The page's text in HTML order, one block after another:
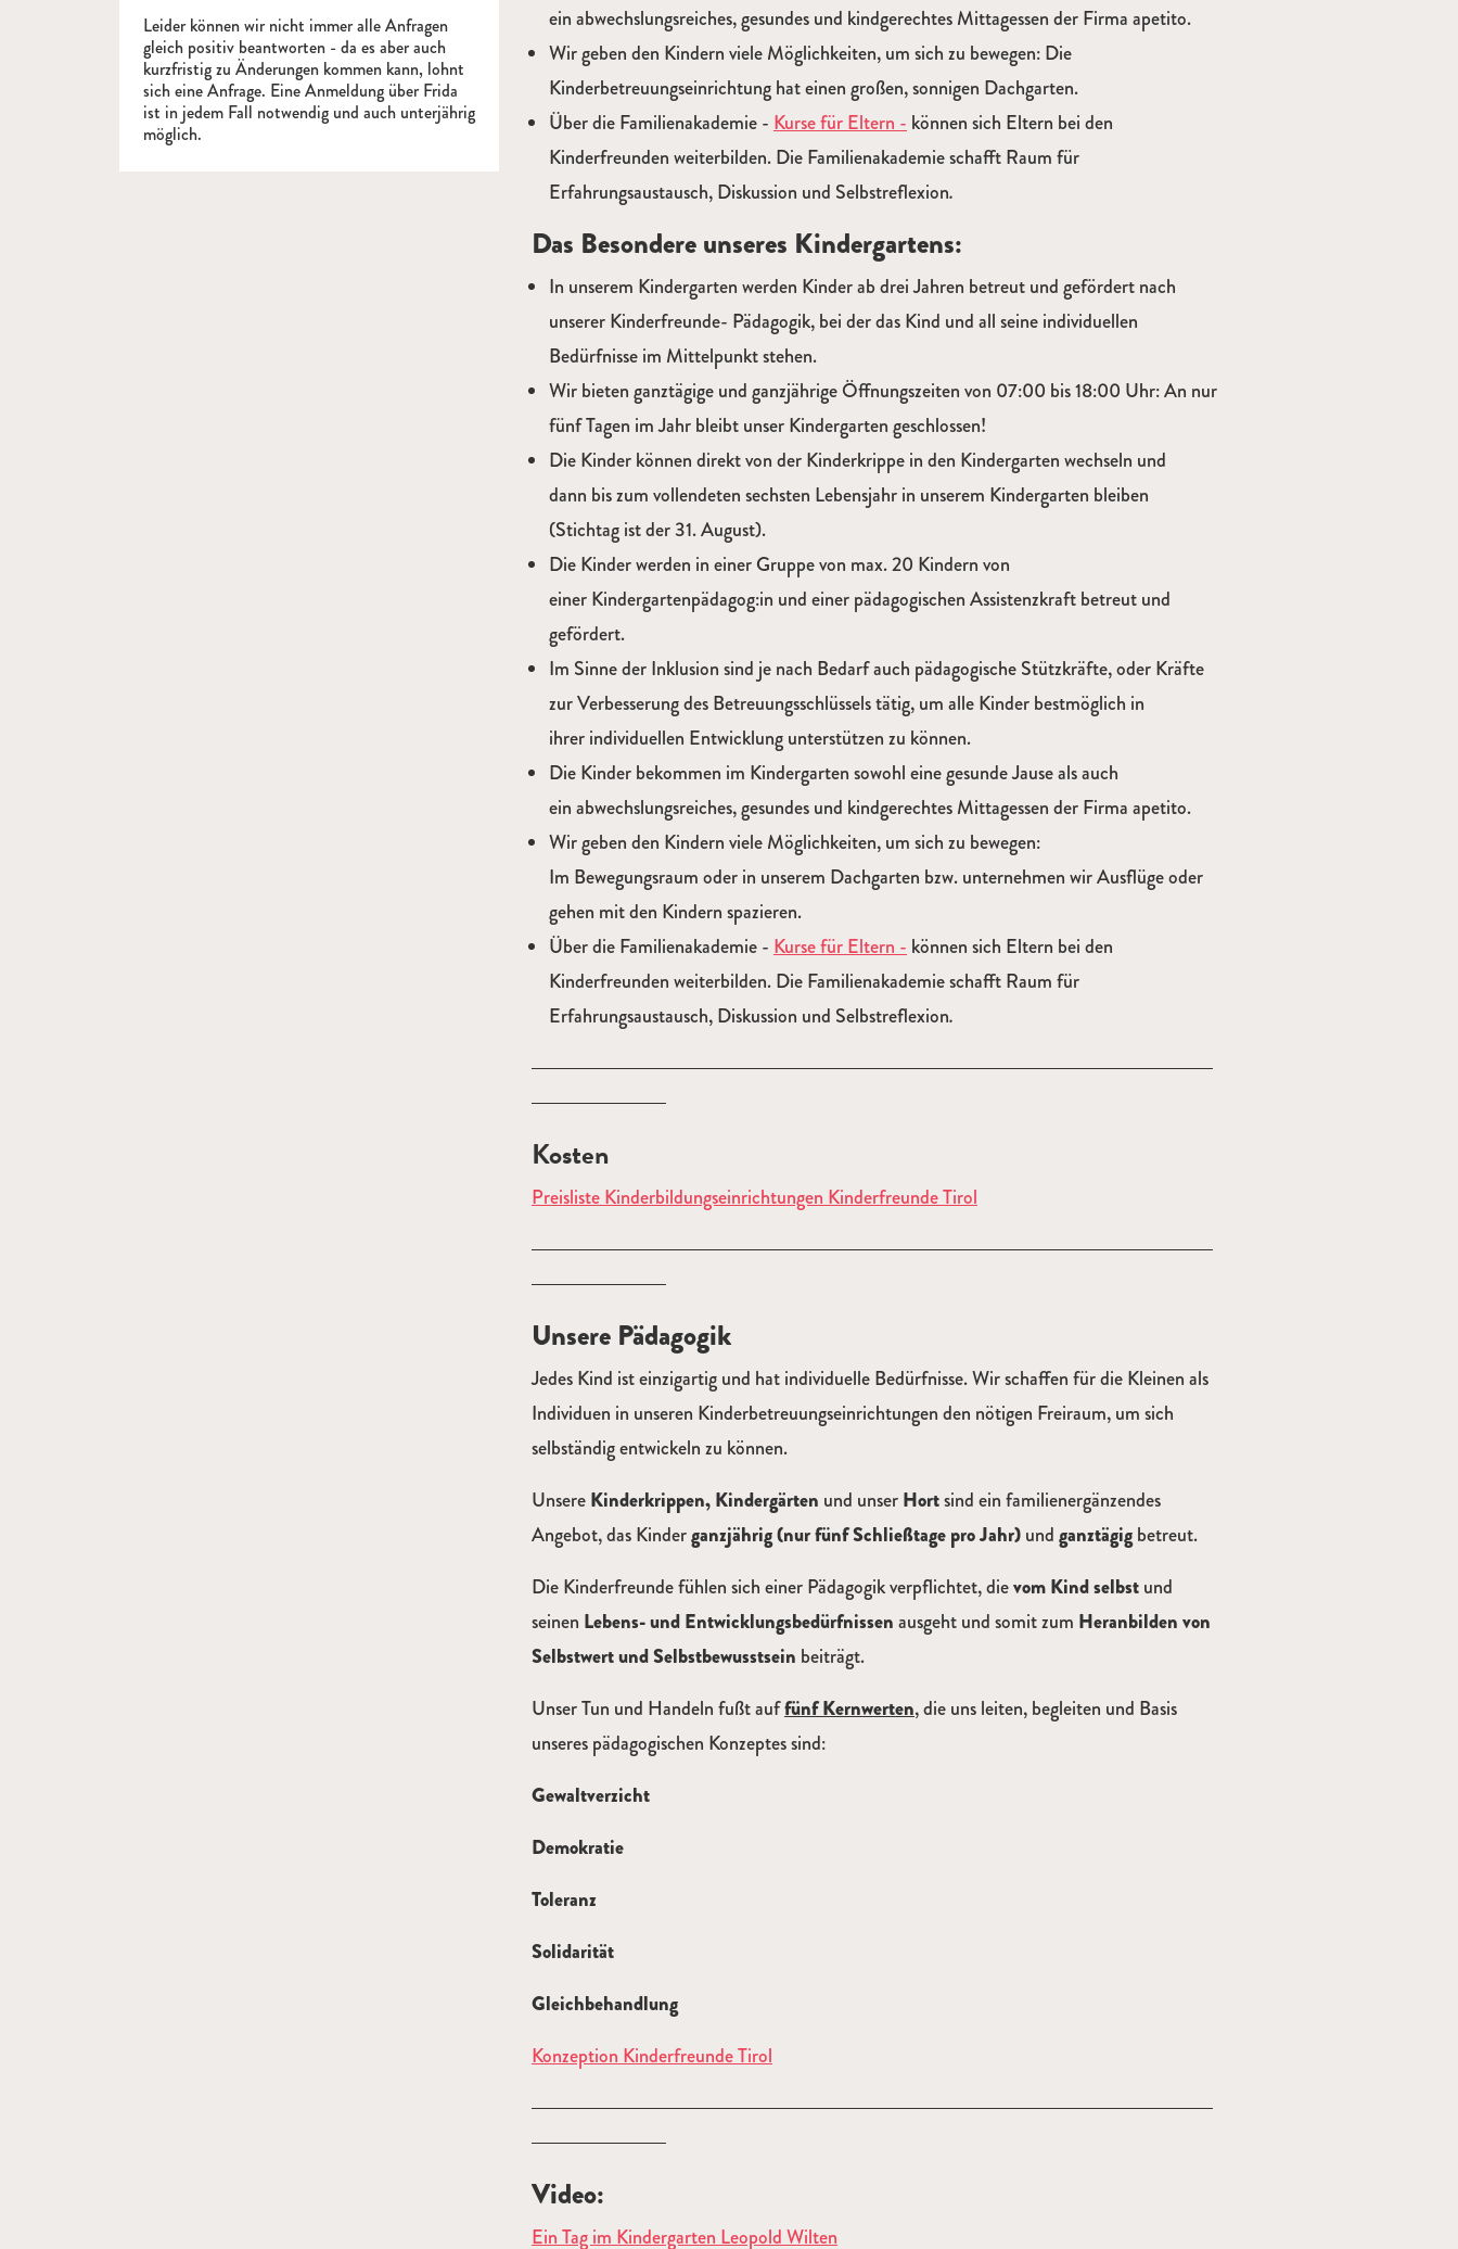
Leider können wir nicht immer alle Anfragen
gleich positiv beantworten - da es aber auch
kurzfristig zu Änderungen kommen kann, lohnt
sich eine Anfrage. Eine Anmeldung über Frida
ist in jedem Fall notwendig und auch unterjährig
möglich.
ein abwechslungsreiches, gesundes und kindgerechtes Mittagessen der Firma apetito.
Wir geben den Kindern viele Möglichkeiten, um sich zu bewegen: Die
Kinderbetreuungseinrichtung hat einen großen, sonnigen Dachgarten.
Über die Familienakademie - Kurse für Eltern - können sich Eltern bei den
Kinderfreunden weiterbilden. Die Familienakademie schafft Raum für
Erfahrungsaustausch, Diskussion und Selbstreflexion.
Das Besondere unseres Kindergartens:
In unserem Kindergarten werden Kinder ab drei Jahren betreut und gefördert nach
unserer Kinderfreunde- Pädagogik, bei der das Kind und all seine individuellen
Bedürfnisse im Mittelpunkt stehen.
Wir bieten ganztägige und ganzjährige Öffnungszeiten von 07:00 bis 18:00 Uhr: An nur
fünf Tagen im Jahr bleibt unser Kindergarten geschlossen!
Die Kinder können direkt von der Kinderkrippe in den Kindergarten wechseln und
dann bis zum vollendeten sechsten Lebensjahr in unserem Kindergarten bleiben
(Stichtag ist der 31. August).
Die Kinder werden in einer Gruppe von max. 20 Kindern von
einer Kindergartenpädagog:in und einer pädagogischen Assistenzkraft betreut und
gefördert.
Im Sinne der Inklusion sind je nach Bedarf auch pädagogische Stützkräfte, oder Kräfte
zur Verbesserung des Betreuungsschlüssels tätig, um alle Kinder bestmöglich in
ihrer individuellen Entwicklung unterstützen zu können.
Die Kinder bekommen im Kindergarten sowohl eine gesunde Jause als auch
ein abwechslungsreiches, gesundes und kindgerechtes Mittagessen der Firma apetito.
Wir geben den Kindern viele Möglichkeiten, um sich zu bewegen:
Im Bewegungsraum oder in unserem Dachgarten bzw. unternehmen wir Ausflüge oder
gehen mit den Kindern spazieren.
Über die Familienakademie - Kurse für Eltern - können sich Eltern bei den
Kinderfreunden weiterbilden. Die Familienakademie schafft Raum für
Erfahrungsaustausch, Diskussion und Selbstreflexion.
Kosten
Preisliste Kinderbildungseinrichtungen Kinderfreunde Tirol
Unsere Pädagogik
Jedes Kind ist einzigartig und hat individuelle Bedürfnisse. Wir schaffen für die Kleinen als
Individuen in unseren Kinderbetreuungseinrichtungen den nötigen Freiraum, um sich
selbständig entwickeln zu können.
UnsereKinderkrippen, Kindergärten und unserHortsind ein familienergänzendes
Angebot, das Kinderganzjährig (nur fünf Schließtage pro Jahr)undganztägigbetreut.
Die Kinderfreunde fühlen sich einer Pädagogik verpflichtet, dievom Kind selbstund
seinen Lebens- und Entwicklungsbedürfnissenausgeht und somit zum Heranbilden von
Selbstwert und Selbstbewusstsein beiträgt.
Unser Tun und Handeln fußt auffünf Kernwerten,die uns leiten, begleiten und Basis
unseres pädagogischen Konzeptes sind:
Gewaltverzicht
Demokratie
Toleranz
Solidarität
Gleichbehandlung
Konzeption Kinderfreunde Tirol
Video:
Ein Tag im Kindergarten Leopold Wilten